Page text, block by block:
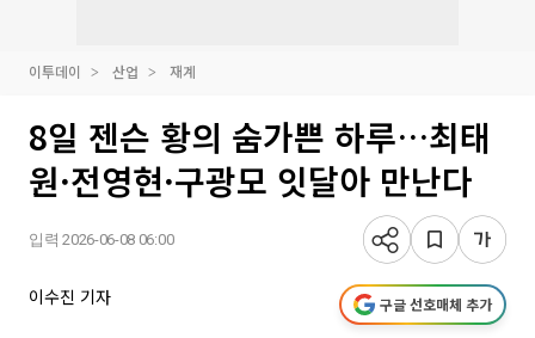
이투데이 산업 재계
8일 젠슨 황의 숨가쁜 하루…최태
원·전영현·구광모 잇달아 만난다
입력 2026-06-08 06:00
이수진 기자 구글 선호매체 추가